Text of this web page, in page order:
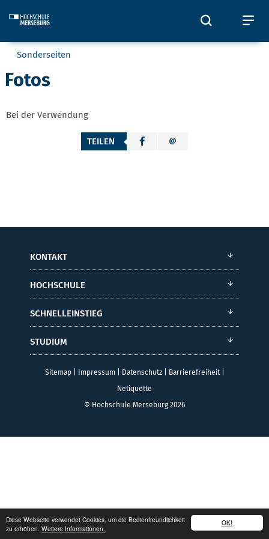
OK!
Diese Webseite verwendet Cookies, um die Bedienfreundlichkeit
zu erhöhen. Weitere Informationen.
Öffnet
Sie befinden sich hier:
Sonderseiten
Fotos
Bei der Verwendung
TEILEN
KONTAKT
HOCHSCHULE
SCHNELLEINSTIEG
STUDIUM
Sitemap| Impressum| Datenschutz| Barrierefreiheit|
Netiquette
© Hochschule Merseburg 2026